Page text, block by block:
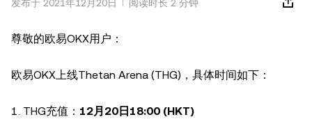
发布于 2021年12月20日 阅读时长 2 分钟
尊敬的欧易OKX用户：
欧易OKX上线Thetan Arena (THG)，具体时间如下：
1. THG充值： 12月20日18:00 (HKT)